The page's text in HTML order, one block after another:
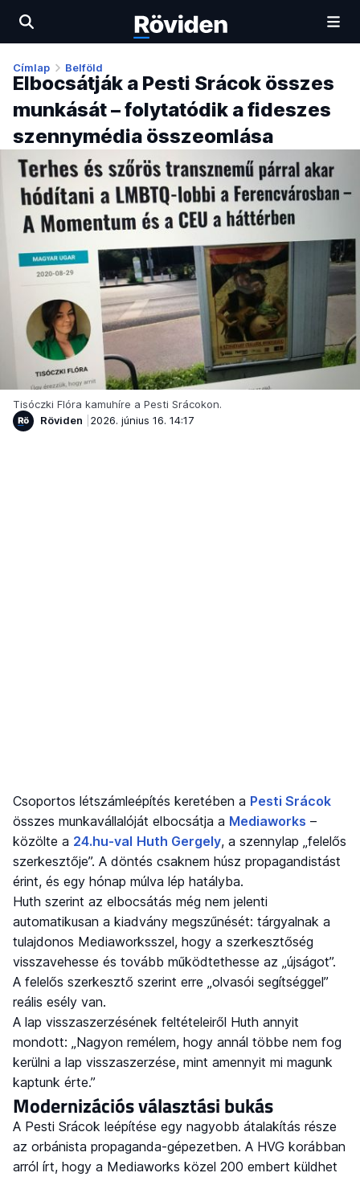
Címlap Belföld
Elbocsátják a Pesti Srácok összes
munkását – folytatódik a fideszes
szennymédia összeomlása
Tisóczki Flóra kamuhíre a Pesti Srácokon.
Röviden
2026. június 16. 14:17
Csoportos létszámleépítés keretében a Pesti Srácok
összes munkavállalóját elbocsátja a Mediaworks –
közölte a 24.hu-val Huth Gergely, a szennylap „felelős
szerkesztője”. A döntés csaknem húsz propagandistást
érint, és egy hónap múlva lép hatályba.
Huth szerint az elbocsátás még nem jelenti
automatikusan a kiadvány megszűnését: tárgyalnak a
tulajdonos Mediaworksszel, hogy a szerkesztőség
visszavehesse és tovább működtethesse az „újságot”.
A felelős szerkesztő szerint erre „olvasói segítséggel”
reális esély van.
A lap visszaszerzésének feltételeiről Huth annyit
mondott: „Nagyon remélem, hogy annál többe nem fog
kerülni a lap visszaszerzése, mint amennyit mi magunk
kaptunk érte.”
Modernizációs választási bukás
A Pesti Srácok leépítése egy nagyobb átalakítás része
az orbánista propaganda-gépezetben. A HVG korábban
arról írt, hogy a Mediaworks közel 200 embert küldhet